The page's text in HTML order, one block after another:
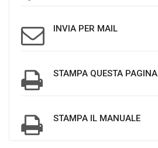
INVIA PER MAIL
STAMPA QUESTA PAGINA
STAMPA IL MANUALE